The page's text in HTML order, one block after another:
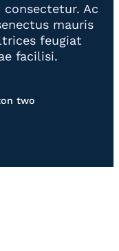
Ac
mauris
feugiat
facilisi.
two